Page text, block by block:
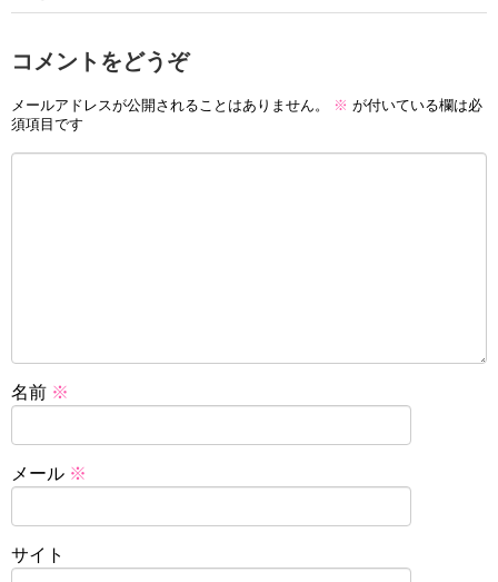
コメントをどうぞ
メールアドレスが公開されることはありません。 ※ が付いている欄は必
須項目です
名前 ※
メール ※
サイト